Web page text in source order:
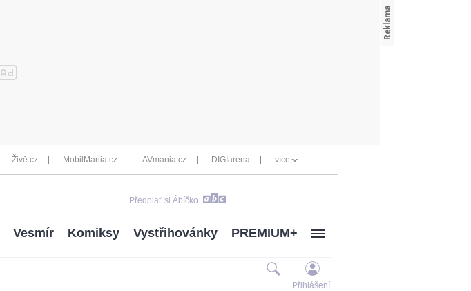
Živě.cz MobilMania.cz AVmania.cz DIGIarena více
Předplať si Ábíčko
Vesmír Komiksy Vystřihovánky PREMIUM+
Přihlášení